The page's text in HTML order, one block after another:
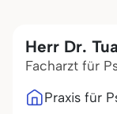
Herr Dr.
Facharzt für
Praxis für